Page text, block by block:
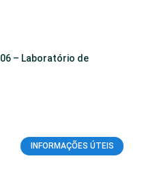
– Laboratório de
INFORMAÇÕES ÚTEIS